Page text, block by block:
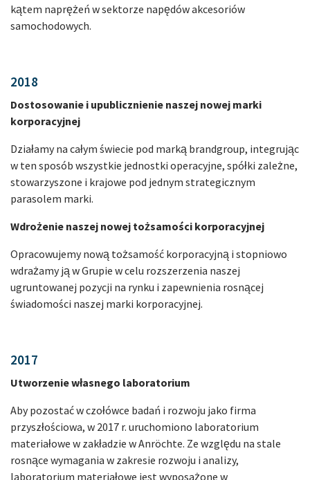
kątem naprężeń w sektorze napędów akcesoriów
samochodowych.
2018
Dostosowanie i upublicznienie naszej nowej marki
korporacyjnej
Działamy na całym świecie pod marką brandgroup, integrując
w ten sposób wszystkie jednostki operacyjne, spółki zależne,
stowarzyszone i krajowe pod jednym strategicznym
parasolem marki.
Wdrożenie naszej nowej tożsamości korporacyjnej
Opracowujemy nową tożsamość korporacyjną i stopniowo
wdrażamy ją w Grupie w celu rozszerzenia naszej
ugruntowanej pozycji na rynku i zapewnienia rosnącej
świadomości naszej marki korporacyjnej.
2017
Utworzenie własnego laboratorium
Aby pozostać w czołówce badań i rozwoju jako firma
przyszłościowa, w 2017 r. uruchomiono laboratorium
materiałowe w zakładzie w Anröchte. Ze względu na stale
rosnące wymagania w zakresie rozwoju i analizy,
laboratorium materiałowe jest wyposażone w